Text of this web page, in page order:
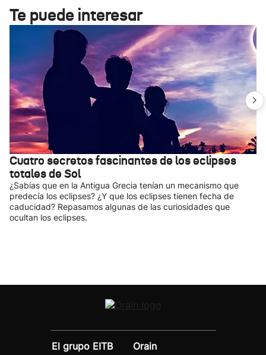
Te puede interesar
Cuatro secretos fascinantes de los eclipses
totales de Sol
¿Sabías que en la Antigua Grecia tenían un mecanismo que
predecía los eclipses? ¿Y que los eclipses tienen fecha de
caducidad? Repasamos algunas de las curiosidades que
ocultan los eclipses.
El grupo EITB
Orain